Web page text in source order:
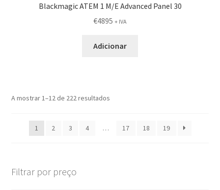
Blackmagic ATEM 1 M/E Advanced Panel 30
€4895 + IVA
Adicionar
A mostrar 1–12 de 222 resultados
1 2 3 4 … 17 18 19
Filtrar por preço